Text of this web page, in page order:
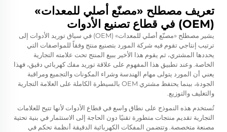
تعريف مصطلح «مصنّع أصلي للمعدات»
(OEM) في قطاع تصنيع الأدوات
يشير مصطلح «مصنّع أصلي للمعدات» (OEM) في سياق توريد الأدوات إلى
ترتيب إنتاجي تقوم فيه شركة المورد بتصنيع منتج وفقاً للمواصفات التي
يحددها المشتري، ثم يقوم هذا الأخير ببيع المنتج تحت علامته التجارية
الخاصة. وعند تطبيق هذا المفهوم على علاقة توريد مفك كهربائي دقيق، فهذا
يعني أن المورد يتولى مهام الهندسة وشراء المكونات والتجميع ومراقبة
الجودة، بينما يحتفظ مشتري OEM بالسيطرة الكاملة على العلامة التجارية
والتغليف والتوزيع.
تُستخدم هذه النموذج على نطاق واسع في قطاع الأدوات لأنها تتيح للعلامات
التجارية تقديم منتجات متطورة تقنيًا دون الحاجة إلى الاستثمار في بنية تحتية
مصنعة متخصصة. وتتضمن المفكات الكهربائية الدقيقة أنظمة تحكم في